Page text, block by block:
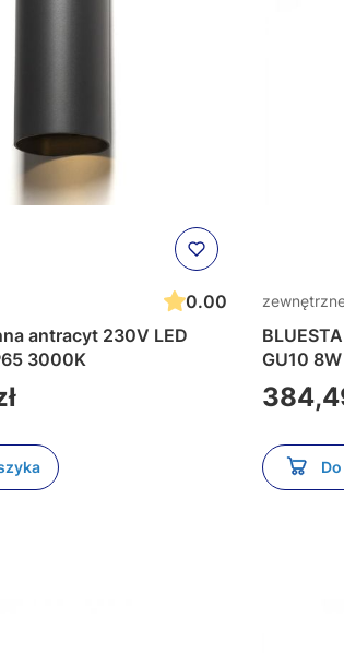
0.00
230V LED
2x9W 24° IP65 3000K
BLUESTAR
GU10
Cena